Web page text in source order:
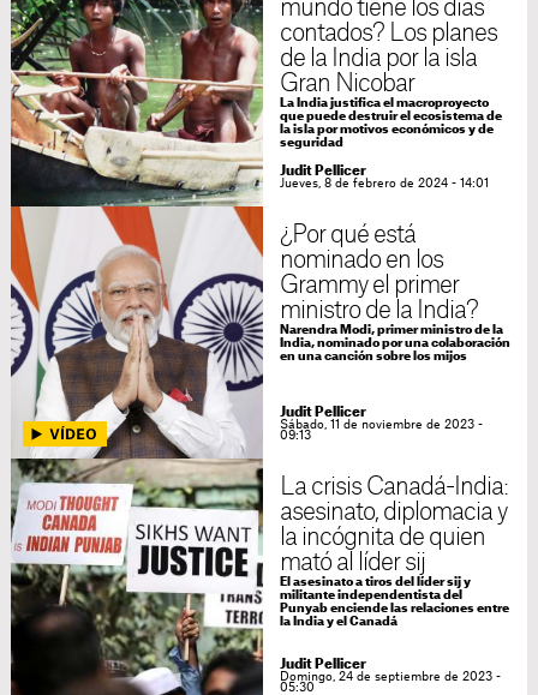
mundo tiene los días
contados? Los planes
de la India por la isla
Gran Nicobar
La India justifica el macroproyecto
que puede destruir el ecosistema de
la isla por motivos económicos y de
seguridad
Judit Pellicer
Jueves, 8 de febrero de 2024 - 14:01
¿Por qué está
nominado en los
Grammy el primer
ministro de la India?
Narendra Modi, primer ministro de la
India, nominado por una colaboración
en una canción sobre los mijos
Judit Pellicer
Sábado, 11 de noviembre de 2023 -
09:13
La crisis Canadá-India:
asesinato, diplomacia y
la incógnita de quien
mató al líder sij
El asesinato a tiros del líder sij y
militante independentista del
Punyab enciende las relaciones entre
la India y el Canadá
Judit Pellicer
Domingo, 24 de septiembre de 2023 -
05:30